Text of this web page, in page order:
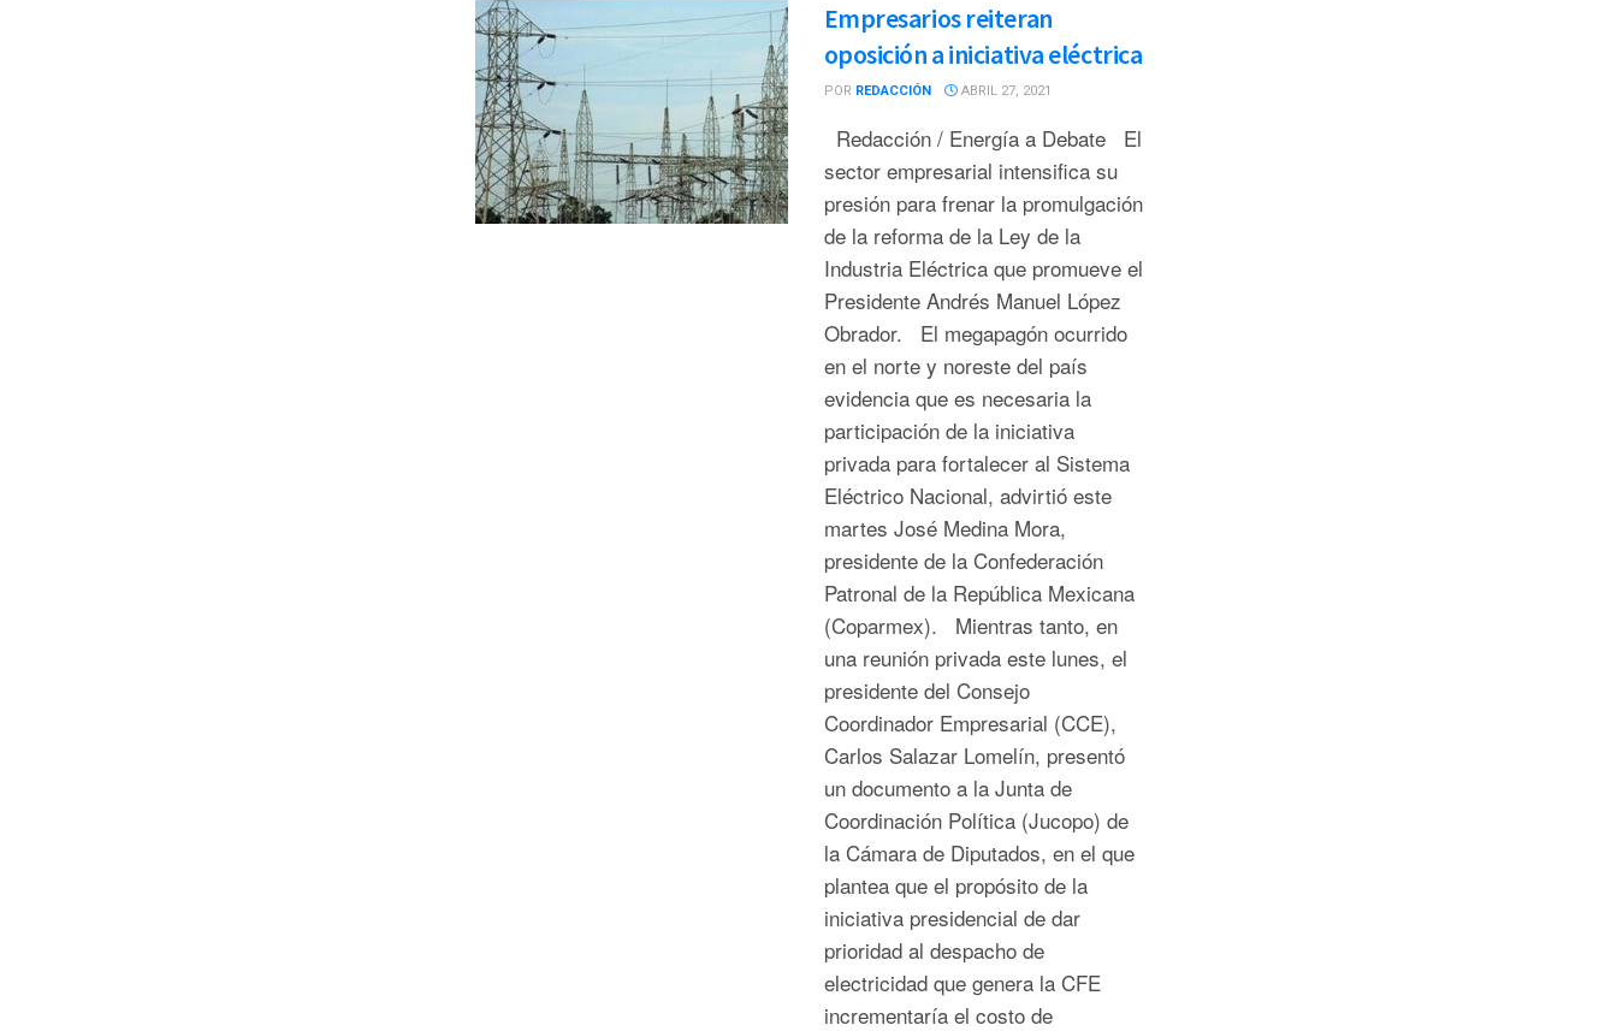
Empresarios reiteran
oposición a iniciativa eléctrica
POR REDACCIÓN ABRIL 27, 2021
Redacción / Energía a Debate El
sector empresarial intensifica su
presión para frenar la promulgación
de la reforma de la Ley de la
Industria Eléctrica que promueve el
Presidente Andrés Manuel López
Obrador. El megapagón ocurrido
en el norte y noreste del país
evidencia que es necesaria la
participación de la iniciativa
privada para fortalecer al Sistema
Eléctrico Nacional, advirtió este
martes José Medina Mora,
presidente de la Confederación
Patronal de la República Mexicana
(Coparmex). Mientras tanto, en
una reunión privada este lunes, el
presidente del Consejo
Coordinador Empresarial (CCE),
Carlos Salazar Lomelín, presentó
un documento a la Junta de
Coordinación Política (Jucopo) de
la Cámara de Diputados, en el que
plantea que el propósito de la
iniciativa presidencial de dar
prioridad al despacho de
electricidad que genera la CFE
incrementaría el costo de